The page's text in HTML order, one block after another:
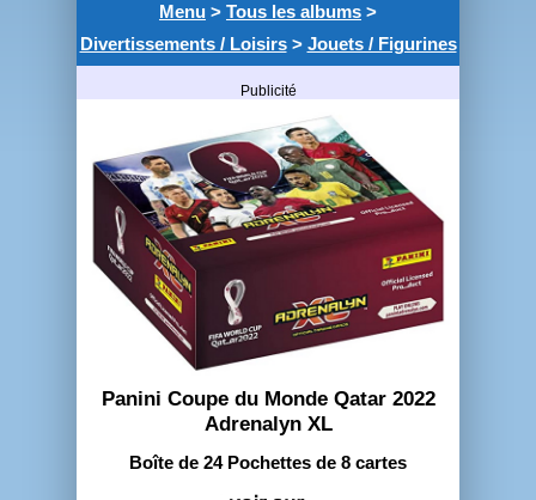
Menu > Tous les albums >
Divertissements / Loisirs> Jouets / Figurines
Publicité
Panini Coupe du Monde Qatar 2022
Adrenalyn XL
Boîte de 24 Pochettes de 8 cartes